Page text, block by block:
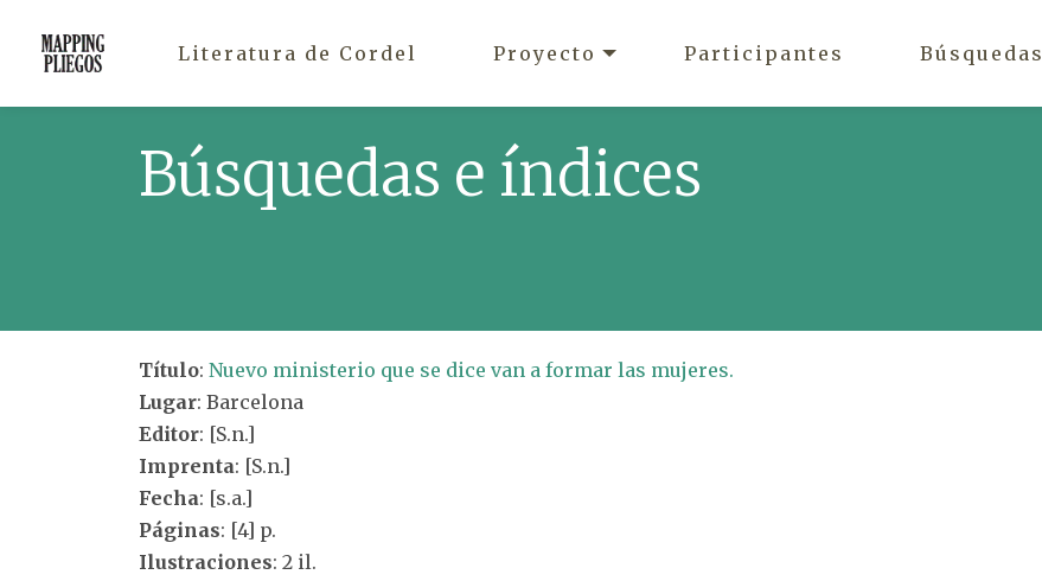
Literatura de Cordel Proyecto Participantes Búsquedas
Búsquedas e índices
Título: Nuevo ministerio que se dice van a formar las mujeres.
Lugar: Barcelona
Editor: [S.n.]
Imprenta: [S.n.]
Fecha: [s.a.]
Páginas: [4] p.
Ilustraciones: 2 il.